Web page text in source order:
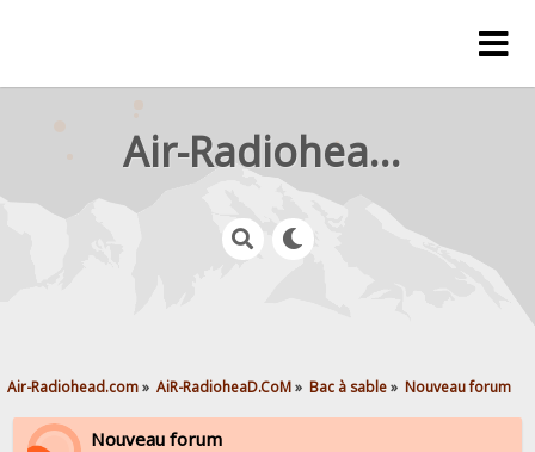
Air-Radiohead.com
Air-Radiohead.com» AiR-RadioheaD.CoM» Bac à sable» Nouveau forum
Nouveau forum